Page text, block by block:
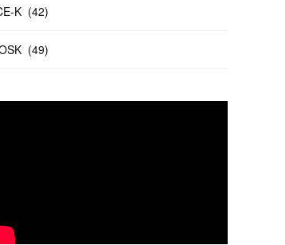
K (42)
(49)